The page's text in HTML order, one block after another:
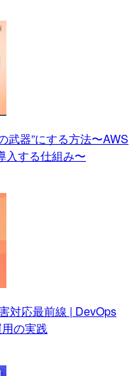
武器”にする方法〜AWS
入する仕組み〜
対応最前線 | DevOps
の実践